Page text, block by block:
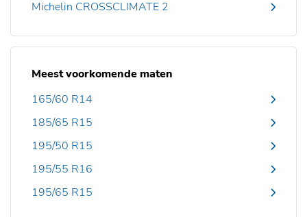
Michelin CROSSCLIMATE 2
Meest voorkomende maten
165/60 R14
185/65 R15
195/50 R15
195/55 R16
195/65 R15